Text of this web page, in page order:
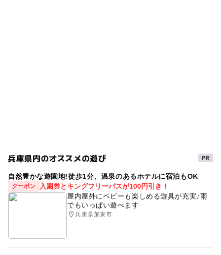
1日中遊べるスポット 自然体験
阪急伊丹線 ベビーカーOK GW
公営(市民・区民・府民)プール 冬休み2025-2026
運動 gw2015
兵庫県内のオススメの遊び
自然豊かな遊園地!徒歩1分、温泉のあるホテルに宿泊もOK
クーポン
入園券とキングフリーパスが100円引き！
屋内屋外にベビーも楽しめる遊具が充実♪雨
でもいっぱい遊べます
兵庫県加東市